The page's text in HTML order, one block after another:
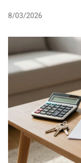
8/03/2026